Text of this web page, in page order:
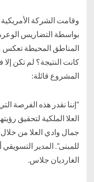
وقامت الشركة
بواسطة التضاريس
المناطق المحيطة تعكس
كانت النتيجة؟ لم تكن
المشروع قائلة:
“إننا نقدر هذه الفرصة
العلا الملكية لتحقيق
جمال وادي العلا من خلال
الغارديان جلاس.